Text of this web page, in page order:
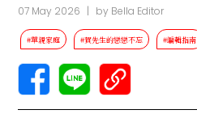
07 May 2026 | by Bella Editor
#單親家庭 #賀先生的戀戀不忘 #編輯指南